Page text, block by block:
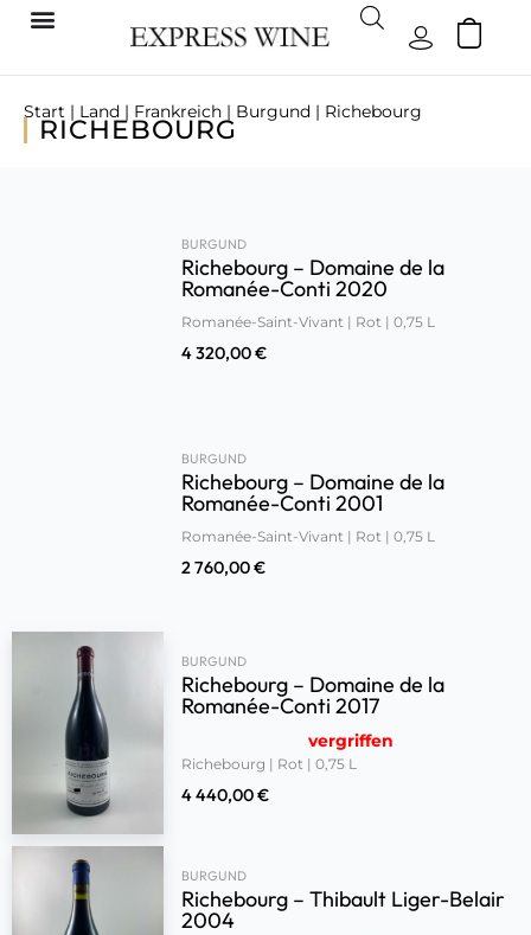
Start | Land | Frankreich | Burgund | Richebourg
RICHEBOURG
BURGUND
Richebourg – Domaine de la
Romanée-Conti 2020
Romanée-Saint-Vivant | Rot | 0,75 L
4 320,00€
BURGUND
Richebourg – Domaine de la
Romanée-Conti 2001
Romanée-Saint-Vivant | Rot | 0,75 L
2 760,00€
BURGUND
Richebourg – Domaine de la
Romanée-Conti 2017
vergriffen
Richebourg | Rot | 0,75 L
4 440,00€
BURGUND
Richebourg – Thibault Liger-Belair
2004